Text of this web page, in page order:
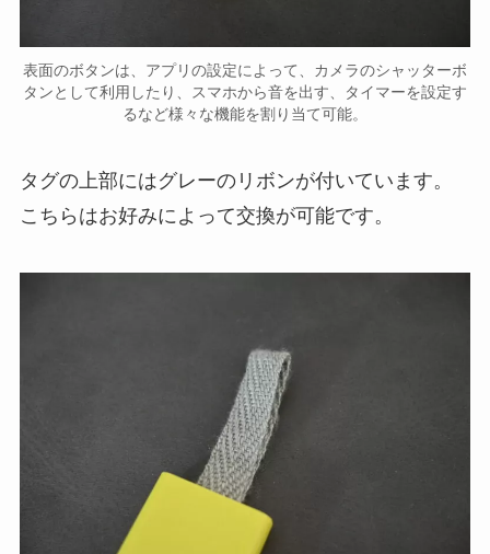
表面のボタンは、アプリの設定によって、カメラのシャッターボ
タンとして利用したり、スマホから音を出す、タイマーを設定す
るなど様々な機能を割り当て可能。
タグの上部にはグレーのリボンが付いています。
こちらはお好みによって交換が可能です。